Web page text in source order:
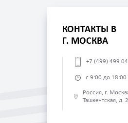
КОНТАКТЫ В
Г. МОСКВА
+7 (499) 499
с 9:00 до 18:00
Россия, г.
Ташкентская, д.